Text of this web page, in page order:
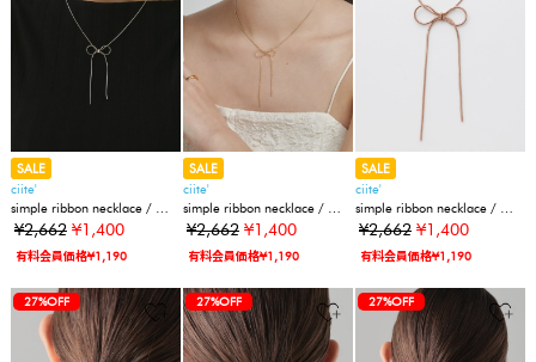
SALE
ciite'
simple ribbon necklace / シ
ンプル リボン ネックレス
¥2,662 ¥1,400
有料会員価格¥1,190
SALE
ciite'
simple ribbon necklace / シ
ンプル リボン ネックレス
¥2,662 ¥1,400
有料会員価格¥1,190
SALE
ciite'
simple ribbon necklace / シ
ンプル リボン ネックレス
¥2,662 ¥1,400
有料会員価格¥1,190
27%OFF 27%OFF 27%OFF